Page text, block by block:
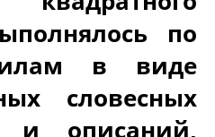
по
в виде
словесных
и описаний,